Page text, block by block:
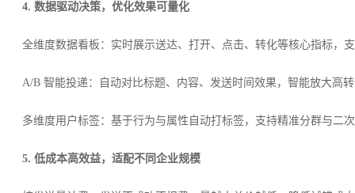
4. 数据驱动决策，优化效果可量化
全维度数据看板：实时展示送达、打开、点击、转化等核心指标，
A/B 智能投递：自动对比标题、内容、发送时间效果，智能放大高
多维度用户标签：基于行为与属性自动打标签，支持精准分群与二
5. 低成本高效益，适配不同企业规模